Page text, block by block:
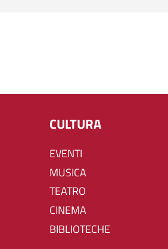
CULTURA
EVENTI
MUSICA
TEATRO
CINEMA
BIBLIOTECHE